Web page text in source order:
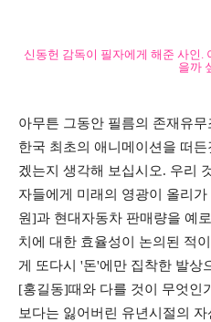
신동헌 감독이 필자에게 해준 사인.
을까
아무튼 그동안 필름의 존재유
한국 최초의 애니메이션을 떠
겠는지 생각해 보십시오. 우리
자들에게 미래의 영광이 올리
원]과 현대자동차 판매량을 예
치에 대한 효율성이 논의된 적
게 또다시 '돈'에만 집착한 발상
[홍길동]때와 다를 것이 무엇인
보다는 잃어버린 유년시절의